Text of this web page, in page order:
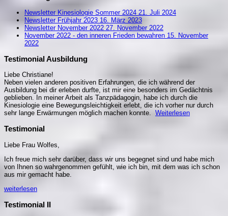
Newsletter Kinesiologie Sommer 2024 21. Juli 2024
Newsletter Frühjahr 2023 16. März 2023
Newsletter November 2022 27. November 2022
November 2022 - den inneren Frieden bewahren 15. November
2022
Testimonial Ausbildung
Liebe Christiane!
Neben vielen anderen positiven Erfahrungen, die ich während der
Ausbildung bei dir erleben durfte, ist mir eine besonders im Gedächtnis
geblieben. In meiner Arbeit als Tanzpädagogin, habe ich durch die
Kinesiologie eine Bewegungsleichtigkeit erlebt, die ich vorher nur durch
sehr lange Erwärmungen möglich machen konnte. Weiterlesen
Testimonial
Liebe Frau Wolfes,
Ich freue mich sehr darüber, dass wir uns begegnet sind und habe mich
von Ihnen so wahrgenommen gefühlt, wie ich bin, mit dem was ich schon
aus mir gemacht habe.
weiterlesen
Testimonial II